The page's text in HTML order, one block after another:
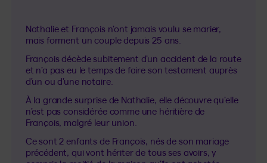
Nathalie et François n’ont jamais voulu se marier,
mais forment un couple depuis 25 ans.
François décède subitement d’un accident de la route
et n’a pas eu le temps de faire son testament auprès
d’un ou d’une notaire.
À la grande surprise de Nathalie, elle découvre qu’elle
n’est pas considérée comme une héritière de
François, malgré leur union.
Ce sont 2 enfants de François, nés de son mariage
précédent, qui vont hériter de tous ses avoirs, y